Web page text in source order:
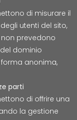
di misurare il
utenti del sito,
prevedono
dominio
anonima,
parti
di offrire una
la gestione
Media Mappa